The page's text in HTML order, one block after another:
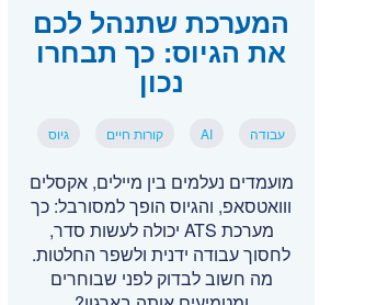
המערכת שתנהל לכם
את הגיוס: כך תבחרו
נכון
עבודה AI קורות חיים גיוס
מועמדים נעלמים בין מיילים, אקסלים
ווואטסאפ, והגיוס הופך למסורבל: כך
מערכת ATS יכולה לעשות סדר,
לחסוך עבודה ידנית ולשפר החלטות.
מה חשוב לבדוק לפני שבוחרים